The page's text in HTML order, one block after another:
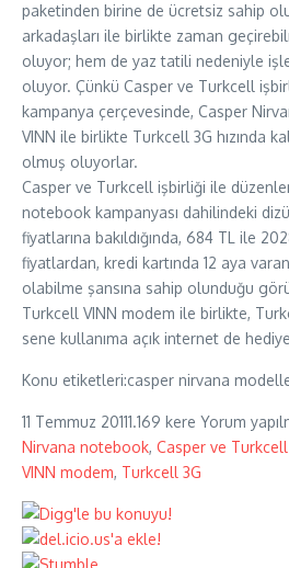
paketinden birine de ücretsiz sahip
arkadaşları ile birlikte zaman
oluyor; hem de yaz tatili nedeniyle
oluyor. Çünkü Casper ve Turkcell
kampanya çerçevesinde, Casper
VINN ile birlikte Turkcell 3G hızında
olmuş oluyorlar.
Casper ve Turkcell işbirliği ile
notebook kampanyası dahilindeki
fiyatlarına bakıldığında, 684 TL ile
fiyatlardan, kredi kartında 12 aya
olabilme şansına sahip olunduğu
Turkcell VINN modem ile birlikte,
sene kullanıma açık internet de
Konu etiketleri:casper nirvana
11 Temmuz 20111.169 kere Yorum
Nirvana notebook, Casper ve
VINN modem, Turkcell 3G